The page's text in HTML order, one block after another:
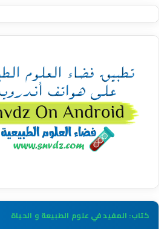
كتاب: المفيد في علوم الطبيعة و الحياة